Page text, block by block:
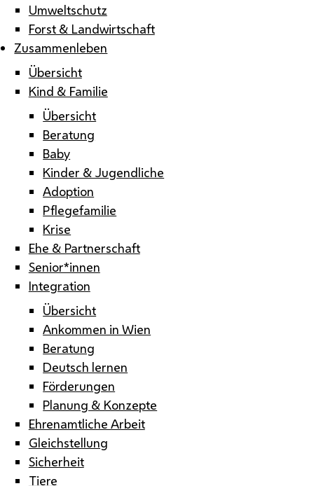
Umweltschutz
Forst & Landwirtschaft
Zusammenleben
Übersicht
Kind & Familie
Übersicht
Beratung
Baby
Kinder & Jugendliche
Adoption
Pflegefamilie
Krise
Ehe & Partnerschaft
Senior*innen
Integration
Übersicht
Ankommen in Wien
Beratung
Deutsch lernen
Förderungen
Planung & Konzepte
Ehrenamtliche Arbeit
Gleichstellung
Sicherheit
Tiere